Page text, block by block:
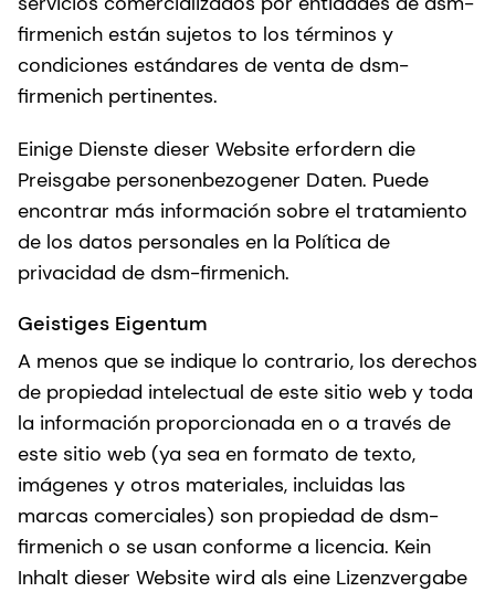
firmenich están sujetos to los términos y
condiciones estándares de venta de dsm-
firmenich pertinentes.
Einige Dienste dieser Website erfordern die
Preisgabe personenbezogener Daten. Puede
encontrar más información sobre el tratamiento
de los datos personales en la Política de
privacidad de dsm-firmenich.
Geistiges Eigentum
A menos que se indique lo contrario, los derechos
de propiedad intelectual de este sitio web y toda
la información proporcionada en o a través de
este sitio web (ya sea en formato de texto,
imágenes y otros materiales, incluidas las
marcas comerciales) son propiedad de dsm-
firmenich o se usan conforme a licencia. Kein
Inhalt dieser Website wird als eine Lizenzvergabe